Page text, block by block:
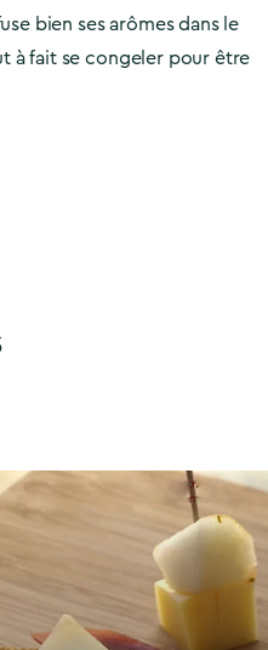
bien ses arômes dans le
à fait se congeler pour être